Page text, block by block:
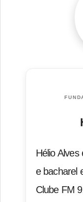
Hélio Alves
e bacharel
Clube FM